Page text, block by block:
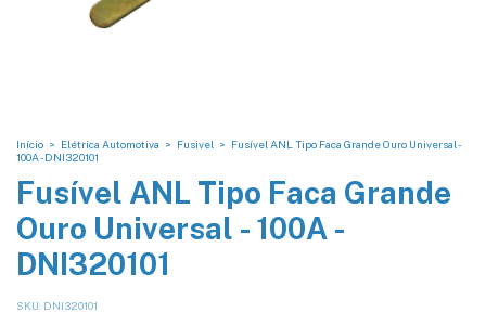
Início > Elétrica Automotiva > Fusivel > Fusível ANL Tipo Faca Grande Ouro Universal -
100A - DNI320101
Fusível ANL Tipo Faca Grande
Ouro Universal - 100A -
DNI320101
SKU: DNI320101